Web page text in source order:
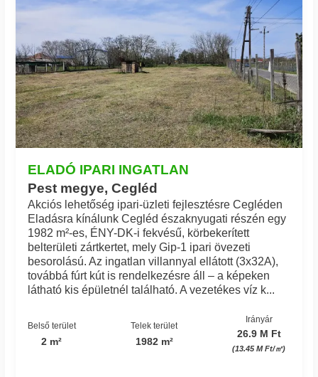
ELADÓ IPARI INGATLAN
Pest megye, Cegléd
Akciós lehetőség ipari-üzleti fejlesztésre Cegléden
Eladásra kínálunk Cegléd északnyugati részén egy
1982 m²-es, ÉNY-DK-i fekvésű, körbekerített
belterületi zártkertet, mely Gip-1 ipari övezeti
besorolású. Az ingatlan villannyal ellátott (3x32A),
továbbá fúrt kút is rendelkezésre áll – a képeken
látható kis épületnél található. A vezetékes víz k...
Belső terület
2 m²
Telek terület
1982 m²
Irányár
26.9 M Ft
(13.45 M Ft/㎡)